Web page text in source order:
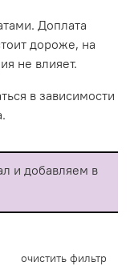
Доплата
дороже, на
не влияет.
в зависимости
и добавляем в
очистить фильтр